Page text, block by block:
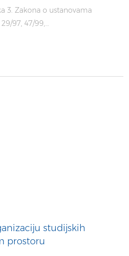
3. Zakona o ustanovama
97, 47/99,…
studijskih
prostoru